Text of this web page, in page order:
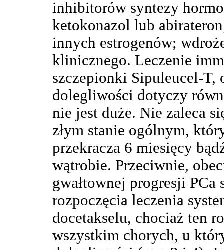
inhibitorów syntezy
ketokonazol lub
innych estrogenów;
klinicznego. Leczenie
szczepionki Sipuleucel-T,
dolegliwości dotyczy
nie jest duże. Nie zaleca
złym stanie ogólnym,
przekracza 6 miesięcy
wątrobie. Przeciwnie,
gwałtownej progresji PCa
rozpoczęcia leczenia
docetakselu, chociaż ten
wszystkim chorych, u